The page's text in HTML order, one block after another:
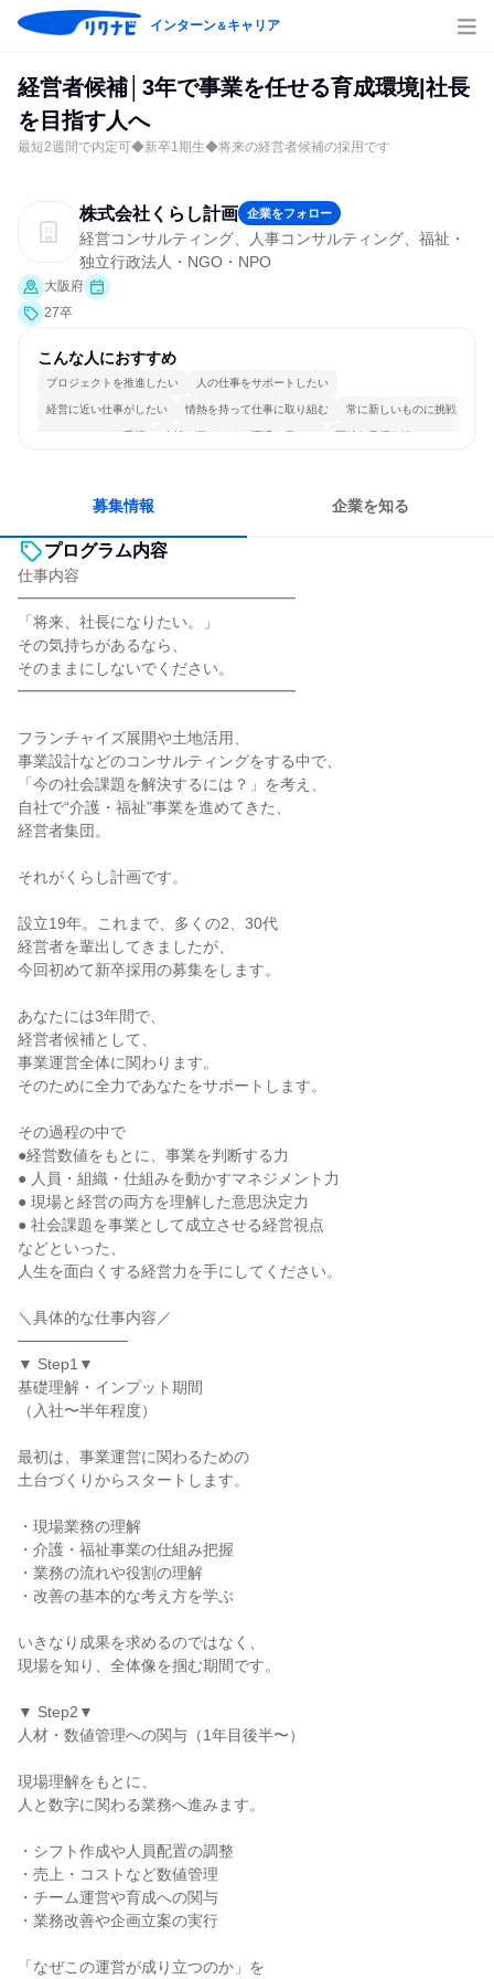
インターン＆キャリア
経営者候補│3年で事業を任せる育成環境|社長
を目指す人へ
最短2週間で内定可◆新卒1期生◆将来の経営者候補の採用です
株式会社くらし計画 企業をフォロー
経営コンサルティング、人事コンサルティング、福祉・
独立行政法人・NGO・NPO
大阪府
27卒
こんな人におすすめ
プロジェクトを推進したい 人の仕事をサポートしたい
経営に近い仕事がしたい 情熱を持って仕事に取り組む 常に新しいものに挑戦
チームワークを重視 女性が働きやすい環境で働ける 明確な目標を追いかける
募集情報 企業を知る
プログラム内容
仕事内容
━━━━━━━━━━━━━━━━━━
「将来、社長になりたい。」
その気持ちがあるなら、
そのままにしないでください。
━━━━━━━━━━━━━━━━━━
フランチャイズ展開や土地活用、
事業設計などのコンサルティングをする中で、
「今の社会課題を解決するには？」を考え、
自社で“介護・福祉”事業を進めてきた、
経営者集団。
それがくらし計画です。
設立19年。これまで、多くの2、30代
経営者を輩出してきましたが、
今回初めて新卒採用の募集をします。
あなたには3年間で、
経営者候補として、
事業運営全体に関わります。
そのために全力であなたをサポートします。
その過程の中で
●経営数値をもとに、事業を判断する力
● 人員・組織・仕組みを動かすマネジメント力
● 現場と経営の両方を理解した意思決定力
● 社会課題を事業として成立させる経営視点
などといった、
人生を面白くする経営力を手にしてください。
＼具体的な仕事内容／
──────────
▼ Step1▼
基礎理解・インプット期間
（入社〜半年程度）
最初は、事業運営に関わるための
土台づくりからスタートします。
・現場業務の理解
・介護・福祉事業の仕組み把握
・業務の流れや役割の理解
・改善の基本的な考え方を学ぶ
いきなり成果を求めるのではなく、
現場を知り、全体像を掴む期間です。
▼ Step2▼
人材・数値管理への関与（1年目後半〜）
現場理解をもとに、
人と数字に関わる業務へ進みます。
・シフト作成や人員配置の調整
・売上・コストなど数値管理
・チーム運営や育成への関与
・業務改善や企画立案の実行
「なぜこの運営が成り立つのか」を